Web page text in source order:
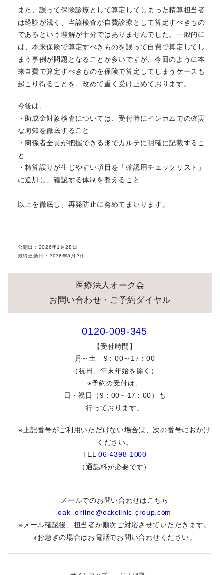
また、誤って保険診療として算定してしまった精算担当者
は経験が浅く、当該検査が自費診療として算定すべきもの
であるという理解が十分ではありませんでした。一般的に
は、本来保険で算定すべきものを誤って自費で算定してし
まう事例が問題となることが多いですが、今回のように本
来自費で算定すべきものを保険で算定してしまうケースも
起こり得ることを、改めて重く受け止めております。
今後は、
・助成金対象検査については、受付時にインカムでの確実
な周知を徹底すること
・関係者全員が把握できる形でカルテに明確に記載するこ
と
・精算誤りが生じやすい項目を「確認用チェックリスト」
に追加し、確認する体制を整えること
以上を徹底し、再発防止に努めてまいります。
公開日： 2026年1月28日
最終更新日： 2026年3月2日
医療法人オーク会
お問い合わせ・ご予約ダイヤル
0120-009-345
【受付時間】
月～土 9：00～17：00
（祝日、年末年始を除く）
※予約の受付は、
日・祝日（9：00～17：00）も
行っております。
※上記番号がご利用いただけない場合は、次の番号におかけ
ください。
TEL06-4398-1000
（通話料が必要です）
メールでのお問い合わせはこちら
oak_online@oakclinic-group.com
※メール確認後、担当者が順次ご対応させていただきます。
※お急ぎの場合はお電話でお問い合わせください。